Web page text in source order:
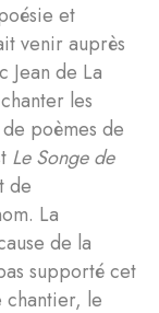
et
venir auprès
Jean de La
les
poèmes de
Le Songe de
de
La
de la
supporté cet
chantier, le